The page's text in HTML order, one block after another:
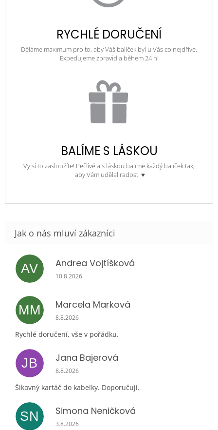
RYCHLÉ DORUČENÍ
Děláme maximum pro to, aby Váš balíček byl u Vás co nejdříve.
Expedujeme zpravidla během 24 h!
BALÍME S LÁSKOU
Vy si to zasloužíte! Pečlivě a s láskou balíme každý balíček tak,
aby Vám udělal radost. ♥
AV Andrea Vojtíšková
Hodnocení obchodu je 5 z 5 hvězdiček.
10.8.2026
MM Marcela Marková
Hodnocení obchodu je 5 z 5 hvězdiček.
8.8.2026
Rychlé doručení, vše v pořádku.
JB Jana Bajerová
Hodnocení obchodu je 5 z 5 hvězdiček.
8.8.2026
Šikovný kartáč do kabelky. Doporučuji.
SN Simona Neničková
Hodnocení obchodu je 5 z 5 hvězdiček.
3.8.2026